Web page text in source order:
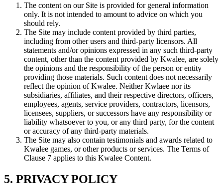
The content on our Site is provided for general information
only. It is not intended to amount to advice on which you
should rely.
The Site may include content provided by third parties,
including from other users and third-party licensors. All
statements and/or opinions expressed in any such third-party
content, other than the content provided by Kwalee, are solely
the opinions and the responsibility of the person or entity
providing those materials. Such content does not necessarily
reflect the opinion of Kwalee. Neither Kwlaee nor its
subsidiaries, affiliates, and their respective directors, officers,
employees, agents, service providers, contractors, licensors,
licensees, suppliers, or successors have any responsibility or
liability whatsoever to you, or any third party, for the content
or accuracy of any third-party materials.
The Site may also contain testimonials and awards related to
Kwalee games, or other products or services. The Terms of
Clause 7 applies to this Kwalee Content.
5. PRIVACY POLICY